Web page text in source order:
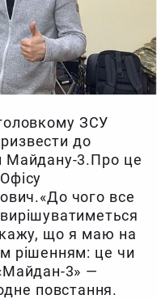
ЗСУ
до
Майдану-3.Про це
чого все
що я маю на
рішенням: це чи
3» —
повстання.